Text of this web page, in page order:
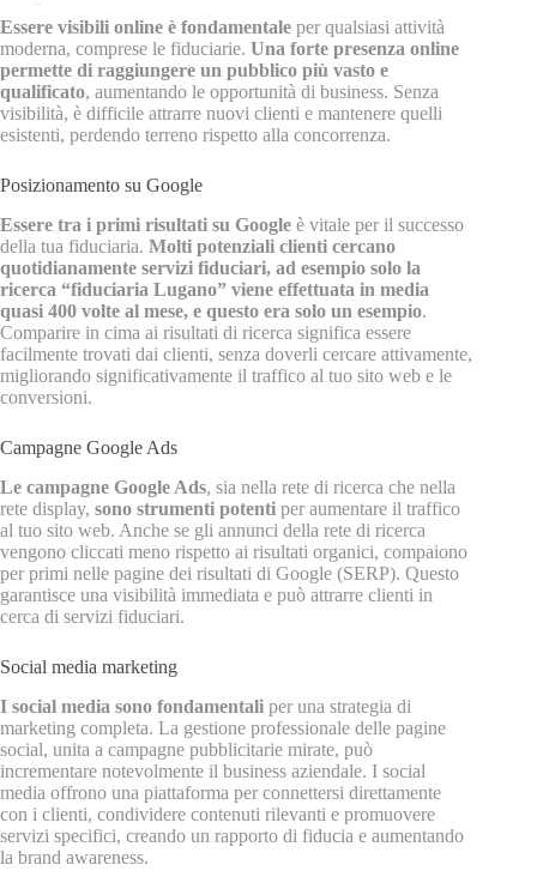
Essere visibili online è fondamentale per qualsiasi attività
moderna, comprese le fiduciarie. Una forte presenza online
permette di raggiungere un pubblico più vasto e
qualificato, aumentando le opportunità di business. Senza
visibilità, è difficile attrarre nuovi clienti e mantenere quelli
esistenti, perdendo terreno rispetto alla concorrenza.
Posizionamento su Google
Essere tra i primi risultati su Google è vitale per il successo
della tua fiduciaria. Molti potenziali clienti cercano
quotidianamente servizi fiduciari, ad esempio solo la
ricerca “fiduciaria Lugano” viene effettuata in media
quasi 400 volte al mese, e questo era solo un esempio.
Comparire in cima ai risultati di ricerca significa essere
facilmente trovati dai clienti, senza doverli cercare attivamente,
migliorando significativamente il traffico al tuo sito web e le
conversioni.
Campagne Google Ads
Le campagne Google Ads, sia nella rete di ricerca che nella
rete display, sono strumenti potenti per aumentare il traffico
al tuo sito web. Anche se gli annunci della rete di ricerca
vengono cliccati meno rispetto ai risultati organici, compaiono
per primi nelle pagine dei risultati di Google (SERP). Questo
garantisce una visibilità immediata e può attrarre clienti in
cerca di servizi fiduciari.
Social media marketing
I social media sono fondamentali per una strategia di
marketing completa. La gestione professionale delle pagine
social, unita a campagne pubblicitarie mirate, può
incrementare notevolmente il business aziendale. I social
media offrono una piattaforma per connettersi direttamente
con i clienti, condividere contenuti rilevanti e promuovere
servizi specifici, creando un rapporto di fiducia e aumentando
la brand awareness.